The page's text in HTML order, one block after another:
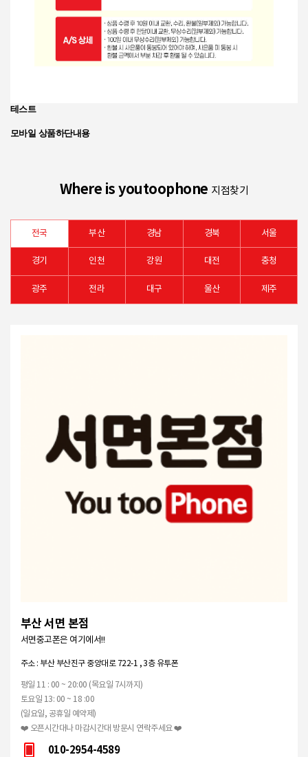
테스트
모바일 상품하단내용
Where is youtoophone 지점찾기
전국 부산 경남 경북 서울
경기 인천 강원 대전 충청
광주 전라 대구 울산 제주
부산 서면 본점
서면중고폰은 여기에서!!
주소 : 부산 부산진구 중앙대로 722-1 , 3층 유투폰
평일 11 : 00 ~ 20:00 (목요일 7시까지)
토요일 13: 00 ~ 18 :00
(일요일, 공휴일 예약제)
❤️ 오픈시간대나 마감시간대 방문시 연락주세요 ❤️
010-2954-4589